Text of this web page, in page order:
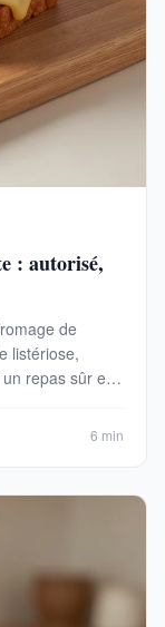
: autorisé,
de
listériose,
repas sûr et
6 min